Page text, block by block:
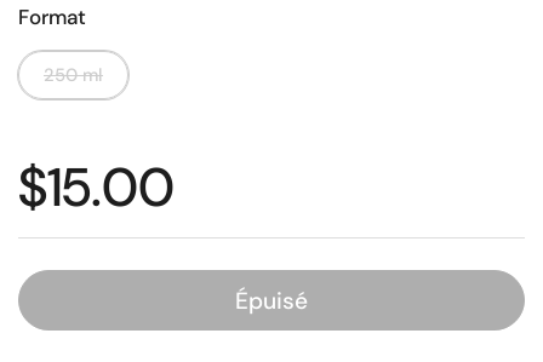
Format
250 ml
$15.00
Épuisé